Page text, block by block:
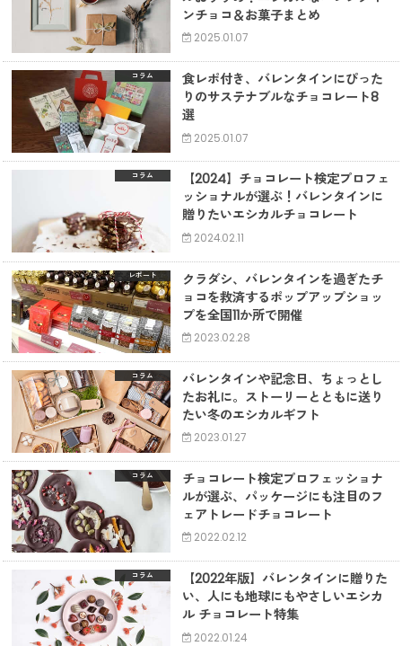
ンチョコ＆お菓子まとめ
2025.01.07
コラム
食レポ付き、バレンタインにぴった
りのサステナブルなチョコレート8
選
2025.01.07
コラム
【2024】チョコレート検定プロフェ
ッショナルが選ぶ！バレンタインに
贈りたいエシカルチョコレート
2024.02.11
レポート
クラダシ、バレンタインを過ぎたチ
ョコを救済するポップアップショッ
プを全国11か所で開催
2023.02.28
コラム
バレンタインや記念日、ちょっとし
たお礼に。ストーリーとともに送り
たい冬のエシカルギフト
2023.01.27
コラム
チョコレート検定プロフェッショナ
ルが選ぶ、パッケージにも注目のフ
ェアトレードチョコレート
2022.02.12
コラム
【2022年版】バレンタインに贈りた
い、人にも地球にもやさしいエシカ
ル チョコレート特集
2022.01.24